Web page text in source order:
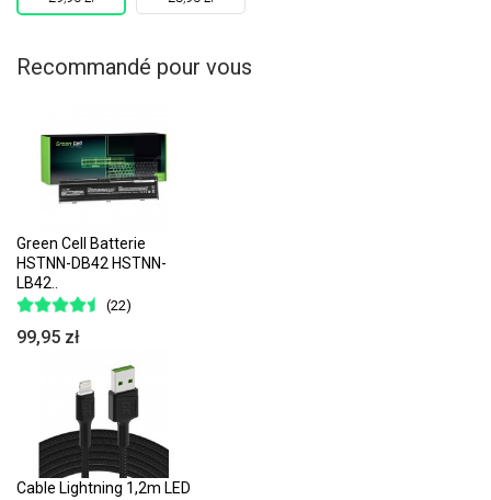
Recommandé pour vous
Green Cell Batterie
HSTNN-DB42 HSTNN-
LB42..
(22)
99,95 zł
Cable Lightning 1,2m LED